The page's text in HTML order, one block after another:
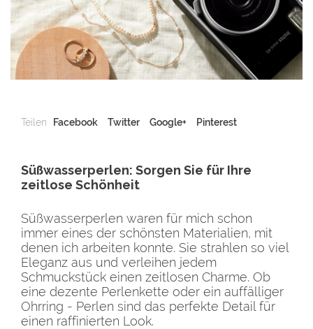
Teilen Facebook Twitter Google+ Pinterest
Süßwasserperlen: Sorgen Sie für Ihre
zeitlose Schönheit
Süßwasserperlen waren für mich schon
immer eines der schönsten Materialien, mit
denen ich arbeiten konnte. Sie strahlen so viel
Eleganz aus und verleihen jedem
Schmuckstück einen zeitlosen Charme. Ob
eine dezente Perlenkette oder ein auffälliger
Ohrring - Perlen sind das perfekte Detail für
einen raffinierten Look.